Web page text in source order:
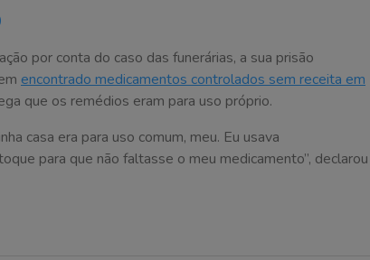
por conta do caso das funerárias, a sua prisão
encontrado medicamentos controlados sem receita em
que os remédios eram para uso próprio.
casa era para uso comum, meu. Eu usava
para que não faltasse o meu medicamento”, declarou